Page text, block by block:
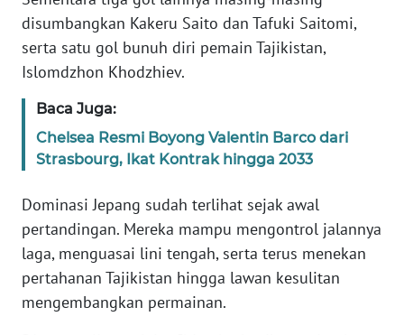
disumbangkan Kakeru Saito dan Tafuki Saitomi,
serta satu gol bunuh diri pemain Tajikistan,
Islomdzhon Khodzhiev.
Baca Juga:
Chelsea Resmi Boyong Valentin Barco dari
Strasbourg, Ikat Kontrak hingga 2033
Dominasi Jepang sudah terlihat sejak awal
pertandingan. Mereka mampu mengontrol jalannya
laga, menguasai lini tengah, serta terus menekan
pertahanan Tajikistan hingga lawan kesulitan
mengembangkan permainan.
REDAKSI
DISCLAIMER
News
WN
SUMUT